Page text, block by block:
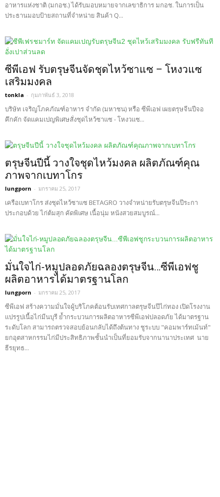
อาหารแห่งชาติ (มกอช.) ได้รับมอบหมายจากเลขาธิการ มกอช. ในการเป็น
ประธานมอบป้ายสถานที่จำหน่าย สินค้า Q...
ซีพีเอฟ รับตรุษจีนจัดชุดไหว้ซาแซ – โหงวแซ
เสริมมงคล
tonkla - กุมภาพันธ์ 3, 2018
บริษัท เจริญโภคภัณฑ์อาหาร จำกัด (มหาชน) หรือ ซีพีเอฟ เผยตรุษจีนปีจอ
คึกคัก จัดแคมเปญพิเศษสั่งชุดไหว้ซาแซ - โหงวแซ...
ตรุษจีนปีนี้ วางใจชุดไหว้มงคล ผลิตภัณฑ์คุณ
ภาพจากเบทาโกร
lungporn - มกราคม 25, 2017
เครือเบทาโกร ส่งชุดไหว้ซาแซ BETAGRO วางจำหน่ายรับตรุษจีนปีระกา
ประกอบด้วย ไก่ต้มสุก คัดพิเศษ เนื้อนุ่ม หนังสวยสมบูรณ์...
มั่นใจไก่-หมูปลอดภัยฉลองตรุษจีน…ซีพีเอฟชู
ผลิตอาหารได้มาตรฐานโลก
lungporn - มกราคม 25, 2017
ซีพีเอฟ สร้างความมั่นใจผู้บริโภคต้อนรับเทศกาลตรุษจีนปีไก่ทอง เปิดโรงงาน
แปรรูปเนื้อไก่มีนบุรี ย้ำกระบวนการผลิตอาหารซีพีเอฟปลอดภัย ได้มาตรฐาน
ระดับโลก สามารถตรวจสอบย้อนกลับได้ถึงต้นทาง ชูระบบ "คอมพาร์ทเม้นท์"
ยกอุตสาหกรรมไก่มีประสิทธิภาพชั้นนำเป็นที่ยอมรับจากนานาประเทศ นาย
ธีรยุทธ...